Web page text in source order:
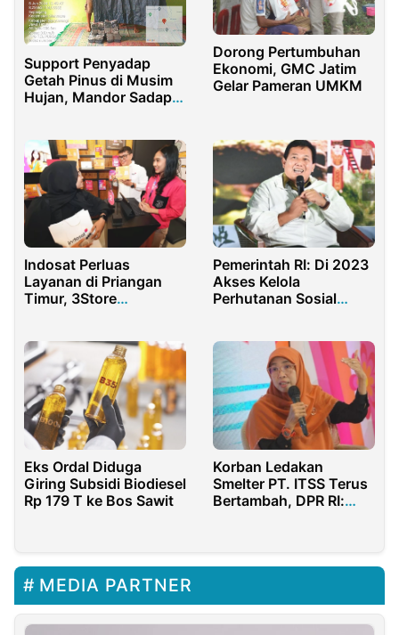
Support Penyadap
Getah Pinus di Musim
Hujan, Mandor Sadap
Bantuan Puluhan Jas
Hujan
Dorong Pertumbuhan
Ekonomi, GMC Jatim
Gelar Pameran UMKM
Indosat Perluas
Layanan di Priangan
Timur, 3Store
Pemerintah RI: Di 2023
Akses Kelola
Perhutanan Sosial
Eks Ordal Diduga
Giring Subsidi Biodiesel
Rp 179 T ke Bos Sawit
Korban Ledakan
Smelter PT. ITSS Terus
Bertambah, DPR RI:
MEDIA PARTNER